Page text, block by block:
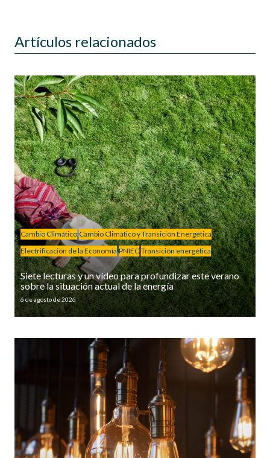
Artículos relacionados
Cambio Climático Cambio Climático y Transición Energética
Electrificación de la Economía PNIEC Transición energética
Siete lecturas y un vídeo para profundizar este verano
sobre la situación actual de la energía
6 de agosto de 2026